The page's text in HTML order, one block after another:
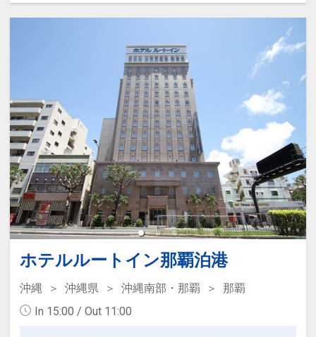
※会場・お食事内容・営業時間は変更と
なる場合がございます。
設定期間：2026年4月1日～2026年11月
30日
インターネットコース番号：DP-1-
17146142
ホテルルートイン那覇泊港
沖縄 沖縄県 沖縄南部・那覇
那覇
In 15:00 / Out 11:00